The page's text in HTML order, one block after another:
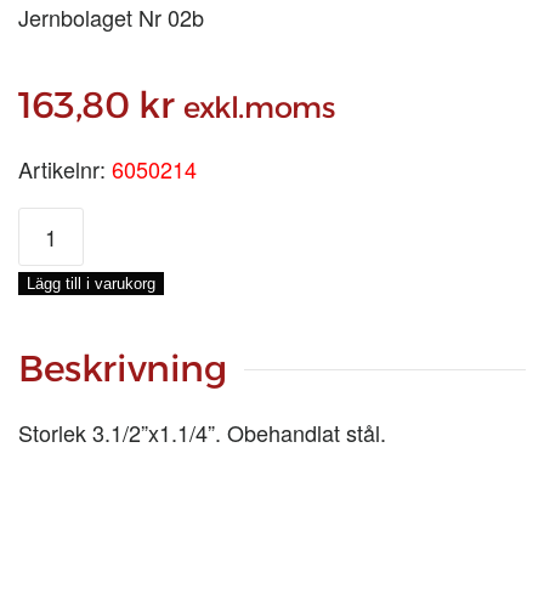
Jernbolaget Nr 02b
163,80 kr exkl.moms
Artikelnr: 6050214
5021F
GÅNGJÄRN
B
3.1/2
mängd
Lägg till i varukorg
Beskrivning
Storlek 3.1/2”x1.1/4”. Obehandlat stål.